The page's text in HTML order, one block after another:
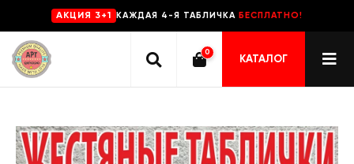
AKЦИЯ 3+1 КАЖДАЯ 4-Я ТАБЛИЧКА БЕСПЛАТНО!
0
КАТАЛОГ